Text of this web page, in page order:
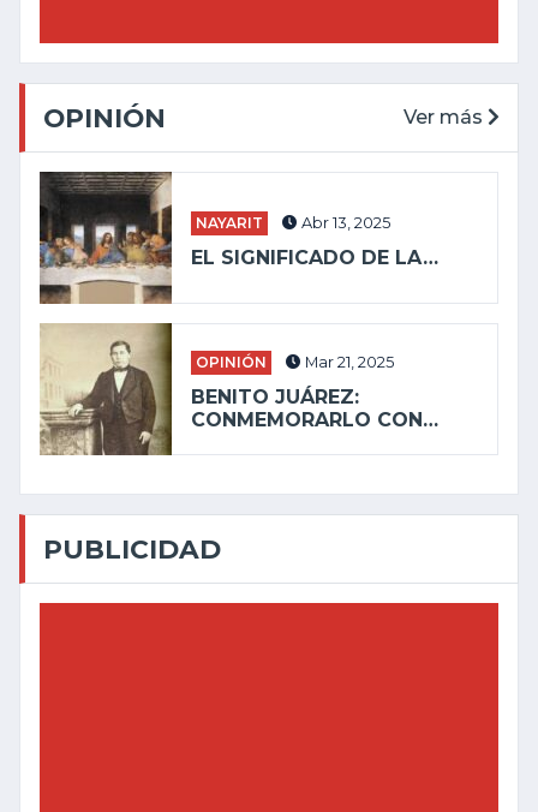
OPINIÓN Ver más
NAYARIT Abr 13, 2025
EL SIGNIFICADO DE LA…
OPINIÓN Mar 21, 2025
BENITO JUÁREZ:
CONMEMORARLO CON…
PUBLICIDAD